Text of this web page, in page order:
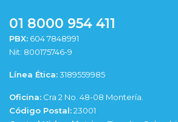
01 8000 954 411
PBX: 604 7848991
Nit: 800175746-9
Línea Ética:3189559985
Oficina: Cra 2 No. 48-08 Montería.
Código Postal:23001